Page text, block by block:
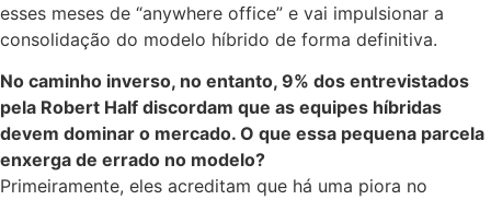
esses meses de “anywhere office” e vai impulsionar a
consolidação do modelo híbrido de forma definitiva.
No caminho inverso, no entanto, 9% dos entrevistados
pela Robert Half discordam que as equipes híbridas
devem dominar o mercado. O que essa pequena parcela
enxerga de errado no modelo?
Primeiramente, eles acreditam que há uma piora no